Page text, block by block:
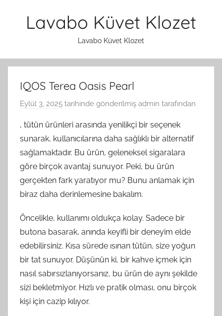
Lavabo Küvet Klozet
Lavabo Küvet Klozet
IQOS Terea Oasis Pearl
Eylül 3, 2025 tarihinde gönderilmiş admin tarafından
, tütün ürünleri arasında yenilikçi bir seçenek
sunarak, kullanıcılarına daha sağlıklı bir alternatif
sağlamaktadır. Bu ürün, geleneksel sigaralara
göre birçok avantaj sunuyor. Peki, bu ürün
gerçekten fark yaratıyor mu? Bunu anlamak için
biraz daha derinlemesine bakalım.
Öncelikle, kullanımı oldukça kolay. Sadece bir
butona basarak, anında keyifli bir deneyim elde
edebilirsiniz. Kısa sürede ısınan tütün, size yoğun
bir tat sunuyor. Düşünün ki, bir kahve içmek için
nasıl sabırsızlanıyorsanız, bu ürün de aynı şekilde
sizi bekletmiyor. Hızlı ve pratik olması, onu birçok
kişi için cazip kılıyor.